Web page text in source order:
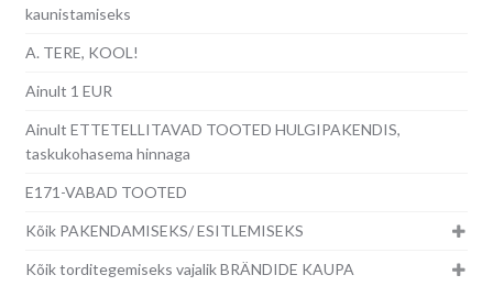
kaunistamiseks
A. TERE, KOOL!
Ainult 1 EUR
Ainult ETTETELLITAVAD TOOTED HULGIPAKENDIS,
taskukohasema hinnaga
E171-VABAD TOOTED
Kõik PAKENDAMISEKS/ ESITLEMISEKS
Kõik torditegemiseks vajalik BRÄNDIDE KAUPA